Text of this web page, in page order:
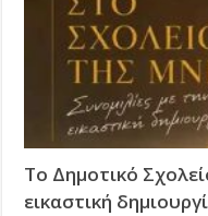
Το Δημοτικό
εικαστική